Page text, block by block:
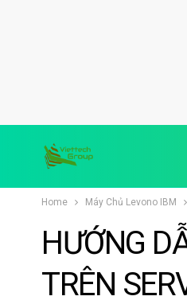
Home Máy Chủ Levono IBM
HƯỚNG
TRÊN